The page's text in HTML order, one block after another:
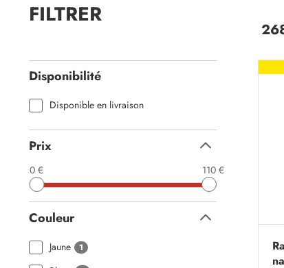
FILTRER
Disponibilité
Disponible en livraison
Prix Replier
0 € 110 €
Couleur Replier
Jaune 1